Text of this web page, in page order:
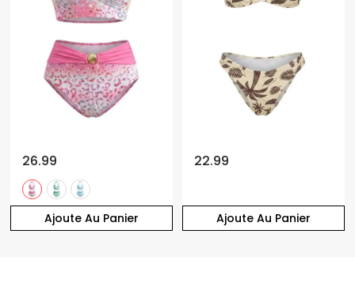
Ajoute Au Panier
26.99
Ajoute Au Panier
22.99